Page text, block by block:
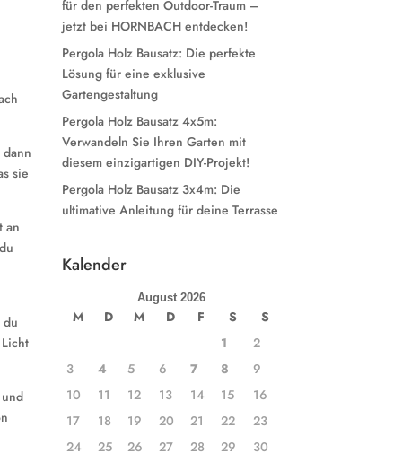
sie
an
du
für den perfekten Outdoor-Traum –
jetzt bei HORNBACH entdecken!
Pergola Holz Bausatz: Die perfekte
Lösung für eine exklusive
Gartengestaltung
Pergola Holz Bausatz 4x5m:
Verwandeln Sie Ihren Garten mit
diesem einzigartigen DIY-Projekt!
Pergola Holz Bausatz 3x4m: Die
ultimative Anleitung für deine Terrasse
Kalender
August 2026
M D M D F S
S
1
2
3
4 5 6 7 8
9
10
11 12 13 14 15
16
17
18 19 20 21 22
23
24
25 26 27 28 29
30